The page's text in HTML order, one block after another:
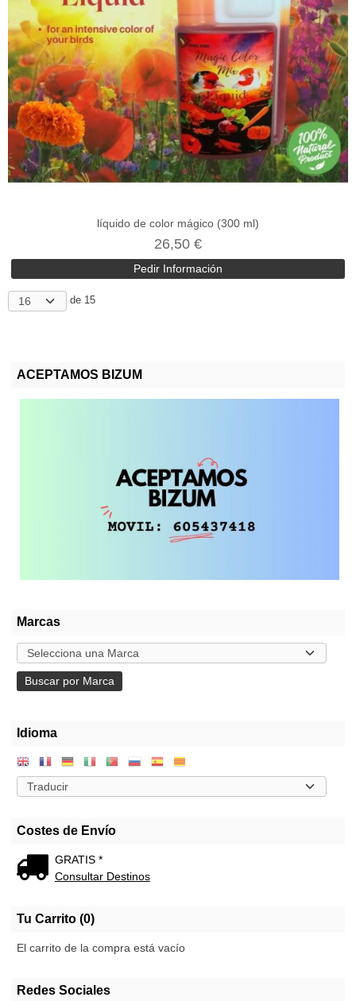
ACEPTAMOS BIZUM
Marcas
Idioma
Costes de Envío
GRATIS *
Consultar Destinos
Tu Carrito (0)
El carrito de la compra está vacío
Redes Sociales
líquido de color mágico (300 ml)
26,50 €
Pedir Información
de 15